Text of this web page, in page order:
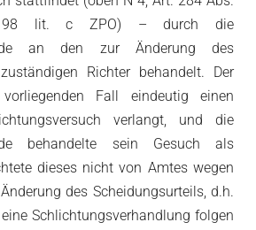
lit. c ZPO) – durch die
an den zur Änderung des
Richter behandelt. Der
Fall eindeutig einen
verlangt, und die
behandelte sein Gesuch als
dieses nicht von Amtes wegen
des Scheidungsurteils, d.h.
Schlichtungsverhandlung folgen